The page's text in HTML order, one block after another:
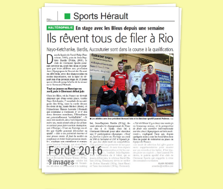
Forde 2016
9 images